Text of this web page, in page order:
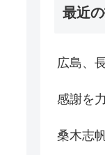
最近
広島、
感謝を
桑木志